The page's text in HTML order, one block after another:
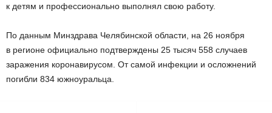
к детям и профессионально выполнял свою работу.
По данным Минздрава Челябинской области, на 26 ноября
в регионе официально подтверждены 25 тысяч 558 случаев
заражения коронавирусом. От самой инфекции и осложнений
погибли 834 южноуральца.